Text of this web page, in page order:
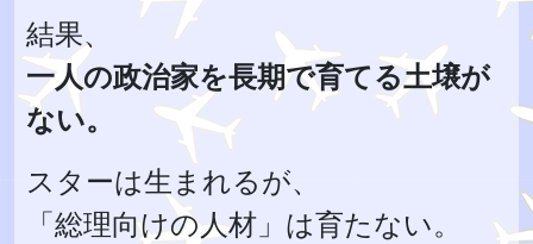
結果、
一人の政治家を長期で育てる土壌が
ない。
スターは生まれるが、
「総理向けの人材」は育たない。